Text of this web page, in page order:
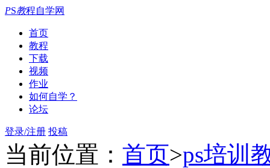
PS教程自学网
首页
教程
下载
视频
作业
如何自学？
论坛
登录/注册 投稿
当前位置： 首页>ps培训